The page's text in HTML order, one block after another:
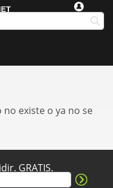
existe o ya no se
GRATIS.